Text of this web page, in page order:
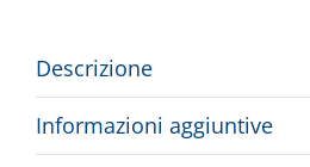
Descrizione
Informazioni aggiuntive